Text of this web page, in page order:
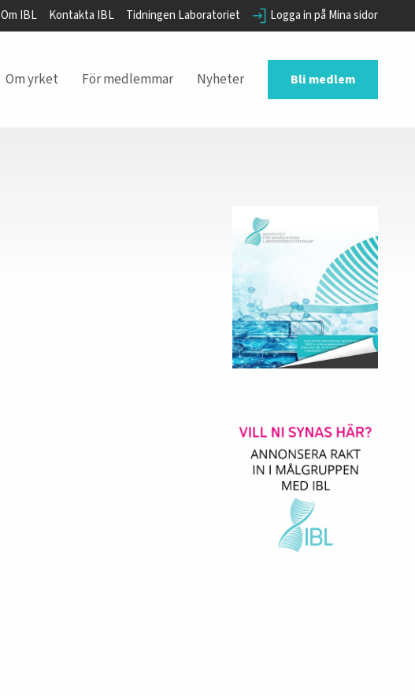
Om IBL Kontakta IBL Tidningen Laboratoriet Logga in på Mina sidor
Om yrket För medlemmar Nyheter Bli medlem